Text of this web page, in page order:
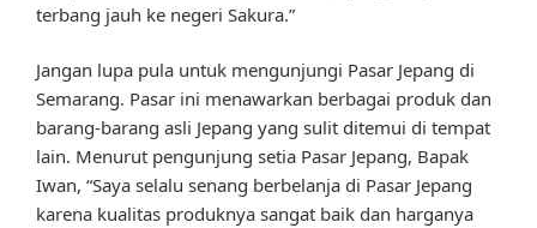
terbang jauh ke negeri Sakura.”
Jangan lupa pula untuk mengunjungi Pasar Jepang di
Semarang. Pasar ini menawarkan berbagai produk dan
barang-barang asli Jepang yang sulit ditemui di tempat
lain. Menurut pengunjung setia Pasar Jepang, Bapak
Iwan, “Saya selalu senang berbelanja di Pasar Jepang
karena kualitas produknya sangat baik dan harganya